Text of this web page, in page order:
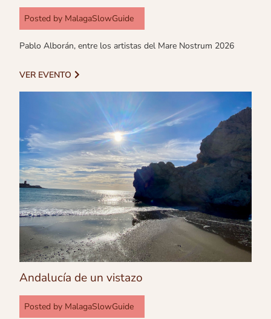
Posted by MalagaSlowGuide
Pablo Alborán, entre los artistas del Mare Nostrum 2026
VER EVENTO
Andalucía de un vistazo
Posted by MalagaSlowGuide